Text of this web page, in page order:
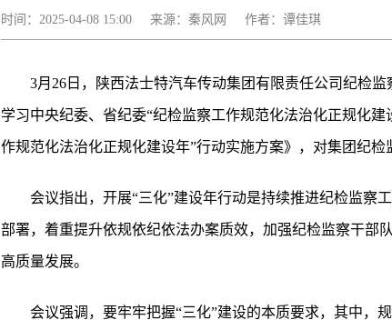
时间：2025-04-08 15:00 来源：秦风网 作者：谭佳琪
3月26日，陕西法士特汽车传动集团有限责任公司纪检
学习中央纪委、省纪委“纪检监察工作规范化法治化正规化
作规范化法治化正规化建设年”行动实施方案》，对集团纪检
会议指出，开展“三化”建设年行动是持续推进纪检监察
部署，着重提升依规依纪依法办案质效，加强纪检监察干部
高质量发展。
会议强调，要牢牢把握“三化”建设的本质要求，其中，